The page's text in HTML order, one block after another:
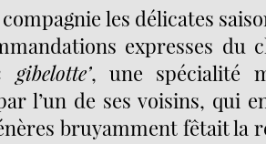
les délicates
expresses du
, une spécialité
l’un de ses voisins, qui
bruyamment fêtait la